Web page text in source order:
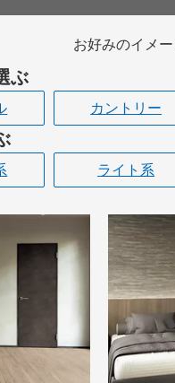
お好みのイメ
ぶ
カントリー
ライト系